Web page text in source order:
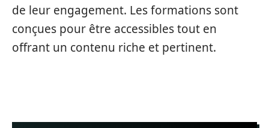
de leur engagement. Les formations sont
conçues pour être accessibles tout en
offrant un contenu riche et pertinent.